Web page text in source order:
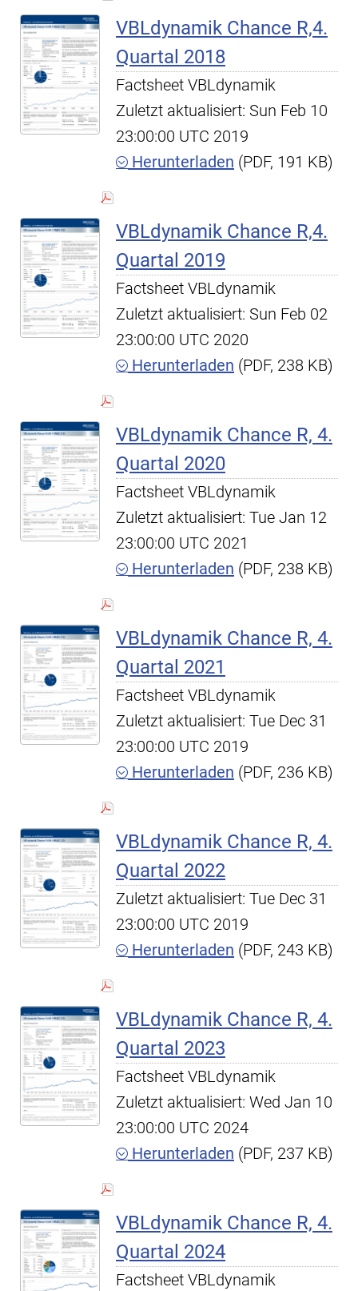
VBLdynamik Chance R,4.
Quartal 2018
Factsheet VBLdynamik
Zuletzt aktualisiert: Sun Feb 10
23:00:00 UTC 2019
Herunterladen (PDF, 191 KB)
VBLdynamik Chance R,4.
Quartal 2019
Factsheet VBLdynamik
Zuletzt aktualisiert: Sun Feb 02
23:00:00 UTC 2020
Herunterladen (PDF, 238 KB)
VBLdynamik Chance R, 4.
Quartal 2020
Factsheet VBLdynamik
Zuletzt aktualisiert: Tue Jan 12
23:00:00 UTC 2021
Herunterladen (PDF, 238 KB)
VBLdynamik Chance R, 4.
Quartal 2021
Factsheet VBLdynamik
Zuletzt aktualisiert: Tue Dec 31
23:00:00 UTC 2019
Herunterladen (PDF, 236 KB)
VBLdynamik Chance R, 4.
Quartal 2022
Zuletzt aktualisiert: Tue Dec 31
23:00:00 UTC 2019
Herunterladen (PDF, 243 KB)
VBLdynamik Chance R, 4.
Quartal 2023
Factsheet VBLdynamik
Zuletzt aktualisiert: Wed Jan 10
23:00:00 UTC 2024
Herunterladen (PDF, 237 KB)
VBLdynamik Chance R, 4.
Quartal 2024
Factsheet VBLdynamik